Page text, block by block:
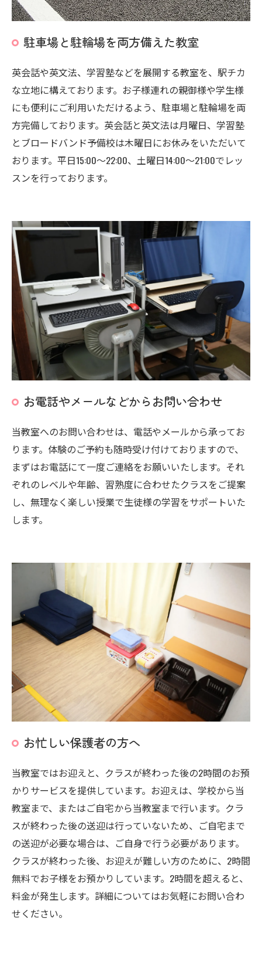
駐車場と駐輪場を両方備えた教室
英会話や英文法、学習塾などを展開する教室を、駅チカ
な立地に構えております。お子様連れの親御様や学生様
にも便利にご利用いただけるよう、駐車場と駐輪場を両
方完備しております。英会話と英文法は月曜日、学習塾
とブロードバンド予備校は木曜日にお休みをいただいて
おります。平日15:00～22:00、土曜日14:00～21:00でレッ
スンを行っております。
お電話やメールなどからお問い合わせ
当教室へのお問い合わせは、電話やメールから承ってお
ります。体験のご予約も随時受け付けておりますので、
まずはお電話にて一度ご連絡をお願いいたします。それ
ぞれのレベルや年齢、習熟度に合わせたクラスをご提案
し、無理なく楽しい授業で生徒様の学習をサポートいた
します。
お忙しい保護者の方へ
当教室ではお迎えと、クラスが終わった後の2時間のお預
かりサービスを提供しています。お迎えは、学校から当
教室まで、またはご自宅から当教室まで行います。クラ
スが終わった後の送迎は行っていないため、ご自宅まで
の送迎が必要な場合は、ご自身で行う必要があります。
クラスが終わった後、お迎えが難しい方のために、2時間
無料でお子様をお預かりしています。2時間を超えると、
料金が発生します。詳細についてはお気軽にお問い合わ
せください。